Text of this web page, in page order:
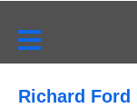
Richard Ford